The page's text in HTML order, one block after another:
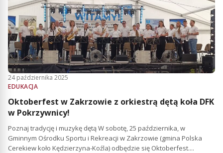
24 października 2025
EDUKACJA
Oktoberfest w Zakrzowie z orkiestrą dętą koła DFK
w Pokrzywnicy!
Poznaj tradycję i muzykę dętą W sobotę, 25 października, w
Gminnym Ośrodku Sportu i Rekreacji w Zakrzowie (gmina Polska
Cerekiew koło Kędzierzyna-Koźla) odbędzie się Oktoberfest....